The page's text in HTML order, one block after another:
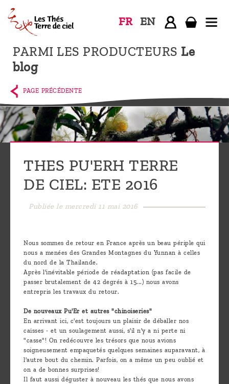
PARMI LES PRODUCTEURS Le
blog
FR EN
Accueil
La
boutique
Terre de
Ciel
Parmi les
le blog
sommes-
Découvrir
le thé
Pu'Erh
Comment
infuser
votre thé
Contactez-
nous !
PAGE PRÉCÉDENTE
THES PU'ERH TERRE
DE CIEL: ETE 2016
Publiée le mercredi 11 mai 2016
Nous sommes de retour en France après un beau périple qui
nous a menées des Grandes Montagnes du Yunnan à celles
du nord de la Thailande.
Après l'inévitable période de réadaptation (pas facile de
passer brutalement de 42 degrés à 15...) nous avons
entrepris les travaux du retour.
De nouveaux Pu'Er et autres "chinoiseries"
En arrivant ici, c'est toujours un plaisir de déballer nos
caisses - et un soulagement aussi, s'il n'y a ni perte ni
"casse"! On redécouvre les trésors que nous avions
soigneusement empaquetés quelques semaines auparavant, à
l'autre bout du chemin. Parfois, on a même un peu oublié et
on a de bonnes surprises!
Il faut aussi déguster à nouveau les thés que nous avons